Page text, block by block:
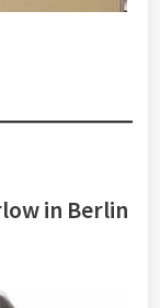
in Berlin